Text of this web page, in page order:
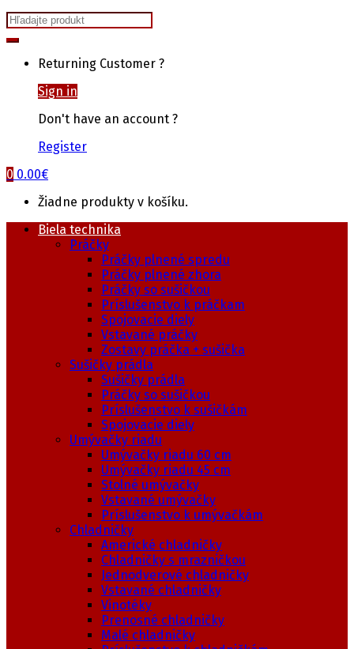
Search
for:
Returning Customer ?
Sign in
Don't have an account ?
Register
0 0.00€
Žiadne produkty v košíku.
Biela technika
Práčky
Práčky plnené spredu
Práčky plnené zhora
Práčky so sušičkou
Príslušenstvo k práčkam
Spojovacie diely
Vstavané práčky
Zostavy práčka + sušička
Sušičky prádla
Sušičky prádla
Práčky so sušičkou
Príslušenstvo k sušičkám
Spojovacie diely
Umývačky riadu
Umývačky riadu 60 cm
Umývačky riadu 45 cm
Stolné umývačky
Vstavané umývačky
Príslušenstvo k umývačkám
Chladničky
Americké chladničky
Chladničky s mrazničkou
Jednodverové chladničky
Vstavané chladničky
Vinotéky
Prenosné chladničky
Malé chladničky